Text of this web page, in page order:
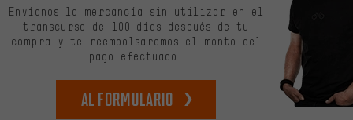
Envíanos la mercancía sin utilizar en el
transcurso de 100 días después de tu
compra y te reembolsaremos el monto del
pago efectuado.
Al formulario